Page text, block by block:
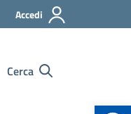
Accedi
Cerca